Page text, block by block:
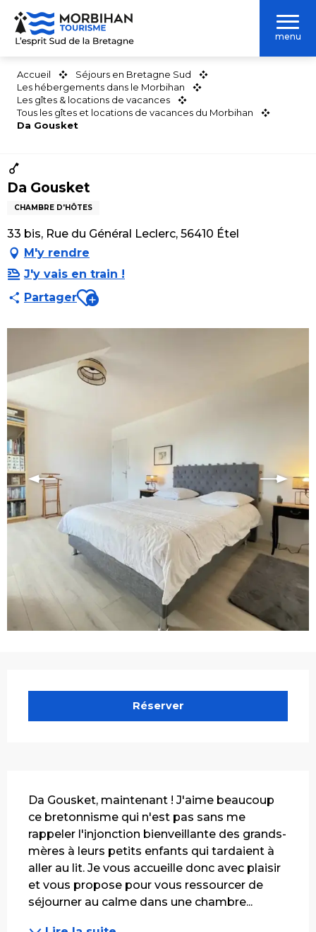
Aller
contenu
menu
Accueil
Séjours en Bretagne Sud
Les hébergements dans le Morbihan
Les gîtes & locations de vacances
Tous les gîtes et locations de vacances du Morbihan
Da Gousket
Da Gousket
CHAMBRE D'HÔTES
33 bis, Rue du Général Leclerc, 56410 Étel
M'y rendre
J'y vais en train !
PartagerAjouter aux favoris
Réserver
Da Gousket, maintenant ! J'aime beaucoup
ce bretonnisme qui n'est pas sans me
rappeler l'injonction bienveillante des grands-
mères à leurs petits enfants qui tardaient à
aller au lit. Je vous accueille donc avec plaisir
et vous propose pour vous ressourcer de
séjourner au calme dans une chambre...